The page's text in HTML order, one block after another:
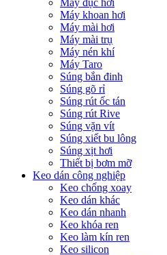
Máy đục hơi
Máy khoan hơi
Máy mài hơi
Máy mài trụ
Máy nén khí
Máy Taro
Súng bắn đinh
Súng gõ rỉ
Súng rút ốc tán
Súng rút Rive
Súng vặn vít
Súng xiết bu lông
Súng xịt hơi
Thiết bị bơm mỡ
Keo dán công nghiệp
Keo chống xoay
Keo dán khác
Keo dán nhanh
Keo khóa ren
Keo làm kín ren
Keo silicon